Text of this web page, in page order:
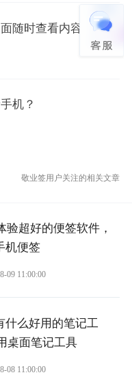
随时查看内容
机？
敬业签用户关注的相关文章
验超好的便签软件，
机便签
09 11:00:00
什么好用的笔记工
桌面笔记工具
08 11:00:00